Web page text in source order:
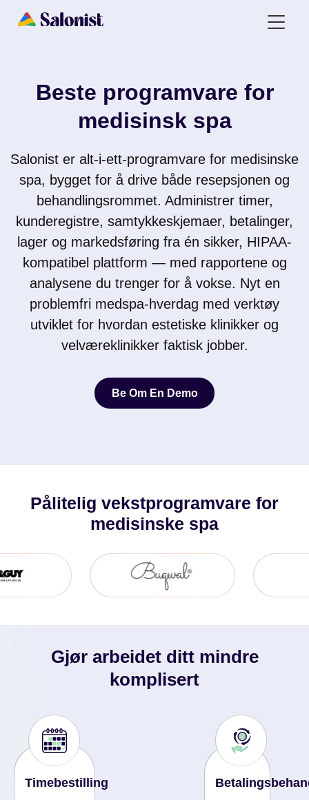
Beste programvare for
medisinsk spa
Salonist er alt-i-ett-programvare for medisinske
spa, bygget for å drive både resepsjonen og
behandlingsrommet. Administrer timer,
kunderegistre, samtykkeskjemaer, betalinger,
lager og markedsføring fra én sikker, HIPAA-
kompatibel plattform — med rapportene og
analysene du trenger for å vokse. Nyt en
problemfri medspa-hverdag med verktøy
utviklet for hvordan estetiske klinikker og
velværeklinikker faktisk jobber.
Be Om En Demo
Pålitelig vekstprogramvare for
medisinske spa
Gjør arbeidet ditt mindre
komplisert
Timebestilling